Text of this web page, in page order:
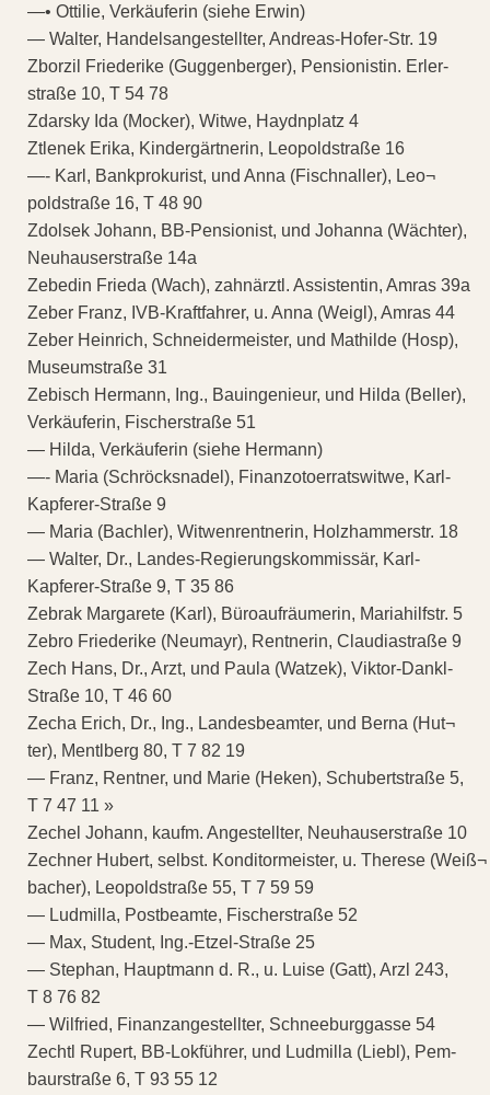
—• Ottilie, Verkäuferin (siehe Erwin)
— Walter, Handelsangestellter, Andreas-Hofer-Str. 19
Zborzil Friederike (Guggenberger), Pensionistin. Erler-
straße 10, T 54 78
Zdarsky Ida (Mocker), Witwe, Haydnplatz 4
Ztlenek Erika, Kindergärtnerin, Leopoldstraße 16
—- Karl, Bankprokurist, und Anna (Fischnaller), Leo¬
poldstraße 16, T 48 90
Zdolsek Johann, BB-Pensionist, und Johanna (Wächter),
Neuhauserstraße 14a
Zebedin Frieda (Wach), zahnärztl. Assistentin, Amras 39a
Zeber Franz, IVB-Kraftfahrer, u. Anna (Weigl), Amras 44
Zeber Heinrich, Schneidermeister, und Mathilde (Hosp),
Museumstraße 31
Zebisch Hermann, Ing., Bauingenieur, und Hilda (Beller),
Verkäuferin, Fischerstraße 51
— Hilda, Verkäuferin (siehe Hermann)
—- Maria (Schröcksnadel), Finanzotoerratswitwe, Karl-
Kapferer-Straße 9
— Maria (Bachler), Witwenrentnerin, Holzhammerstr. 18
— Walter, Dr., Landes-Regierungskommissär, Karl-
Kapferer-Straße 9, T 35 86
Zebrak Margarete (Karl), Büroaufräumerin, Mariahilfstr. 5
Zebro Friederike (Neumayr), Rentnerin, Claudiastraße 9
Zech Hans, Dr., Arzt, und Paula (Watzek), Viktor-Dankl-
Straße 10, T 46 60
Zecha Erich, Dr., Ing., Landesbeamter, und Berna (Hut¬
ter), Mentlberg 80, T 7 82 19
— Franz, Rentner, und Marie (Heken), Schubertstraße 5,
T 7 47 11 »
Zechel Johann, kaufm. Angestellter, Neuhauserstraße 10
Zechner Hubert, selbst. Konditormeister, u. Therese (Weiß¬
bacher), Leopoldstraße 55, T 7 59 59
— Ludmilla, Postbeamte, Fischerstraße 52
— Max, Student, Ing.-Etzel-Straße 25
— Stephan, Hauptmann d. R., u. Luise (Gatt), Arzl 243,
T 8 76 82
— Wilfried, Finanzangestellter, Schneeburggasse 54
Zechtl Rupert, BB-Lokführer, und Ludmilla (Liebl), Pem-
baurstraße 6, T 93 55 12